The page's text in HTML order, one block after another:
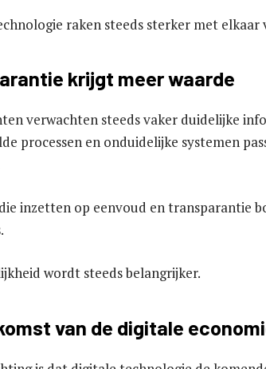
raken steeds sterker met elkaar
krijgt meer waarde
verwachten steeds vaker duidelijke
processen en onduidelijke systemen
inzetten op eenvoud en transparantie
wordt steeds belangrijker.
van de digitale